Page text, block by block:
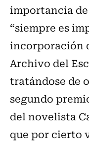
importancia
“siempre es
incorporación
Archivo del
tratándose de
segundo
del novelista
que por cierto